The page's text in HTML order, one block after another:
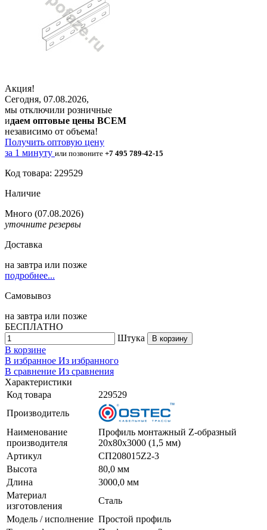
Акция!
Сегодня, 07.08.2026,
мы отключили розничные
идаем оптовые цены ВСЕМ
независимо от объема!
Получить оптовую цену
за 1 минуту или позвоните +7 495 789-42-15
Код товара: 229529
Наличие
Много (07.08.2026)
уточните резервы
Доставка
на завтра или позже
подробнее...
Самовывоз
на завтра или позже
БЕСПЛАТНО
Штука
В корзину
В корзине
В избранное Из избранного
В сравнение Из сравнения
Характеристики
Код товара
229529
Производитель
Наименование
производителя
Профиль монтажный Z-образный
20х80х3000 (1,5 мм)
Артикул
СП208015Z2-3
Высота
80,0 мм
Длина
3000,0 мм
Материал
изготовления
Сталь
Модель / исполнение Простой профиль